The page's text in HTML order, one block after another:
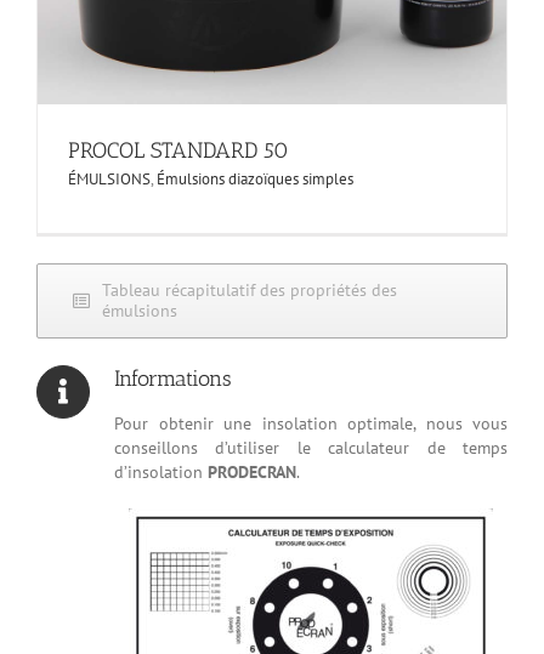
PROCOL STANDARD 50
ÉMULSIONS, Émulsions diazoïques simples
Tableau récapitulatif des propriétés des
émulsions
Informations
Pour obtenir une insolation optimale, nous vous
conseillons d’utiliser le calculateur de temps
d’insolation PRODECRAN.